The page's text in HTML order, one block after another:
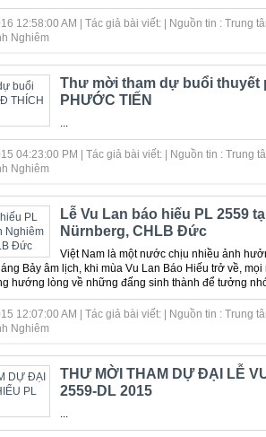
12:58:00 AM | Tác giả bài viết: | Nguồn tin : Trung
Nghiêm
Thư mời tham dự buổi thuyết
PHƯỚC TIẾN
...
04:23:00 PM | Tác giả bài viết: | Nguồn tin : Trung
Nghiêm
Lễ Vu Lan báo hiếu PL 2559
Nürnberg, CHLB Đức
Việt Nam là một nước chịu nhiều ảnh
Bảy âm lịch, khi mùa Vu Lan Báo Hiếu trở về,
hướng lòng về những đấng sinh thành để tưởng
12:07:00 AM | Tác giả bài viết: | Nguồn tin : Trung
Nghiêm
THƯ MỜI THAM DỰ ĐẠI LỄ
2559-DL 2015